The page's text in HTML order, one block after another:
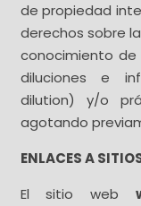
de propiedad
derechos sobre
conocimiento
diluciones e
dilution) y/o
agotando
ENLACES A
El sitio web